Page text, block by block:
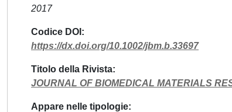
2017
Codice DOI
https://dx.doi.org/10.1002/jbm.b.33697
Titolo della Rivista
JOURNAL OF BIOMEDICAL MATERIALS
Appare nelle tipologie